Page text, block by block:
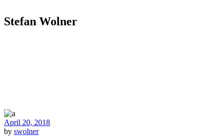
Stefan Wolner
April 20, 2018
by swolner